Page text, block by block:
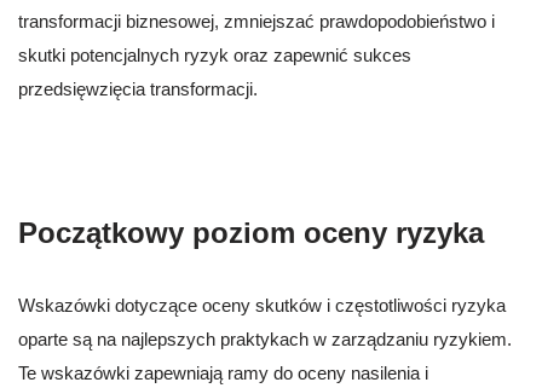
transformacji biznesowej, zmniejszać prawdopodobieństwo i
skutki potencjalnych ryzyk oraz zapewnić sukces
przedsięwzięcia transformacji.
Początkowy poziom oceny ryzyka
Wskazówki dotyczące oceny skutków i częstotliwości ryzyka
oparte są na najlepszych praktykach w zarządzaniu ryzykiem.
Te wskazówki zapewniają ramy do oceny nasilenia i